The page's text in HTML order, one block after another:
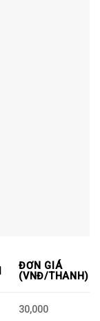
ĐƠN GIÁ
(VNĐ/THANH)
30,000